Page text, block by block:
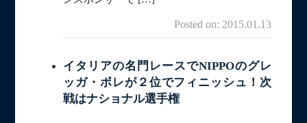
Posted on: 2015.01.13
イタリアの名門レースでNIPPOのグレ
ッガ・ボレが２位でフィニッシュ！次
戦はナショナル選手権